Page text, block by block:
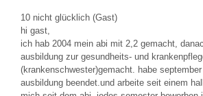
10 nicht glücklich (Gast)
hi gast,
ich hab 2004 mein abi mit 2,2 gemacht,
ausbildung zur gesundheits- und
(krankenschwester)gemacht. habe
ausbildung beendet.und arbeite seit einem